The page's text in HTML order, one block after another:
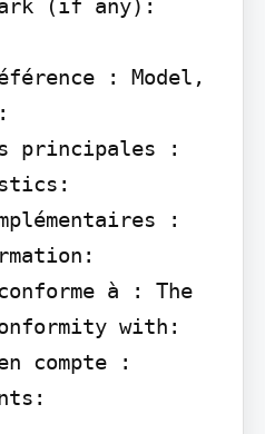
(if any):
: Model,
principales :
:
à : The
with:
compte :